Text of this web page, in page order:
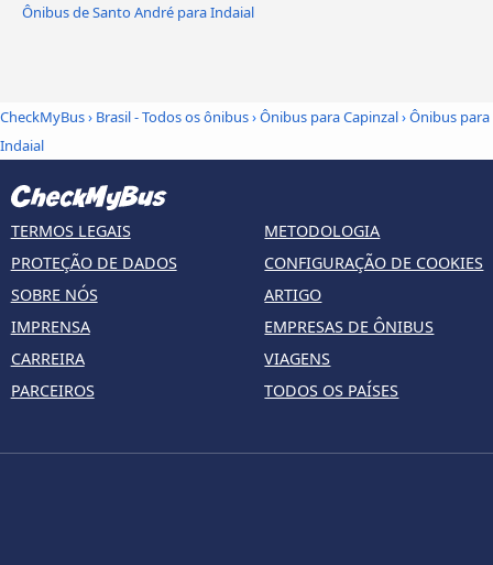
Ônibus de Santo André para Indaial
CheckMyBus› Brasil - Todos os ônibus›Ônibus para Capinzal›Ônibus para
Indaial
TERMOS LEGAIS
PROTEÇÃO DE DADOS
SOBRE NÓS
IMPRENSA
CARREIRA
PARCEIROS
METODOLOGIA
CONFIGURAÇÃO DE COOKIES
ARTIGO
EMPRESAS DE ÔNIBUS
VIAGENS
TODOS OS PAÍSES